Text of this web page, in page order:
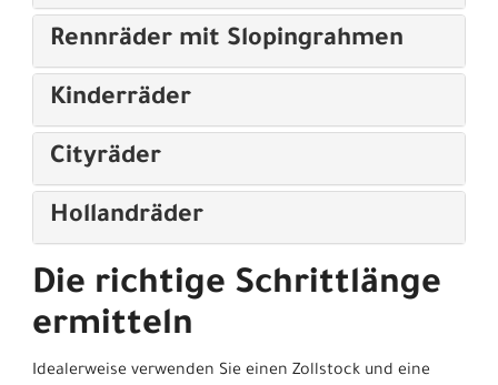
Rennräder mit Slopingrahmen
Kinderräder
Cityräder
Hollandräder
Die richtige Schrittlänge
ermitteln
Idealerweise verwenden Sie einen Zollstock und eine